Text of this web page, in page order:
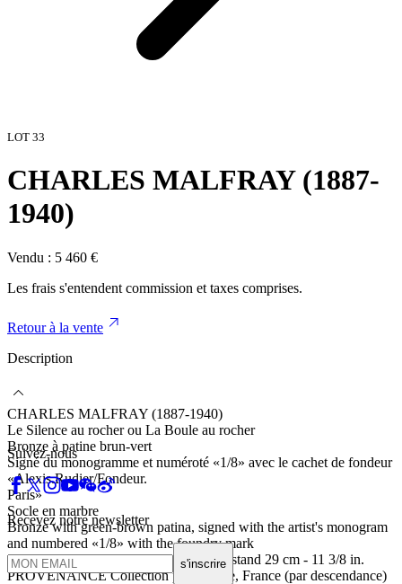
LOT 33
CHARLES MALFRAY (1887-
1940)
Vendu : 5 460 €
Les frais s'entendent commission et taxes comprises.
Retour à la vente
Description
CHARLES MALFRAY (1887-1940)
Le Silence au rocher ou La Boule au rocher
Bronze à patine brun-vert
Signé du monogramme et numéroté «1/8» avec le cachet de fondeur
«Alexis.Rudier/Fondeur.
Paris»
Socle en marbre
Bronze with green-brown patina, signed with the artist's monogram
and numbered «1/8» with the foundry mark
«Alexis.Rudier/Fondeur.Paris», marble stand 29 cm - 11 3/8 in.
PROVENANCE Collection particulière, France (par descendance)
Suivez-nous
Recevez notre newsletter
s'inscrire